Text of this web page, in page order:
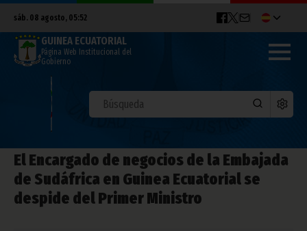
sáb. 08 agosto, 05:52
GUINEA ECUATORIAL
Página Web Institucional del
Gobierno
El Encargado de negocios de la Embajada
de Sudáfrica en Guinea Ecuatorial se
despide del Primer Ministro